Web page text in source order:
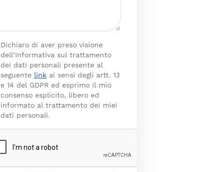
Dichiaro di aver preso visione
dell’Informativa sul trattamento
dei dati personali presente al
seguente linkai sensi degli artt. 13
e 14 del GDPR ed esprimo il mio
consenso esplicito, libero ed
informato al trattamento dei miei
dati personali.